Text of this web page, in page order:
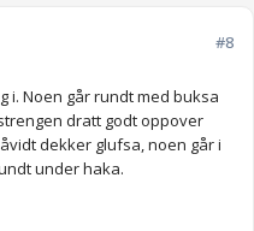
#8
i. Noen går rundt med buksa
dratt godt oppover
dekker glufsa, noen går i
under haka.